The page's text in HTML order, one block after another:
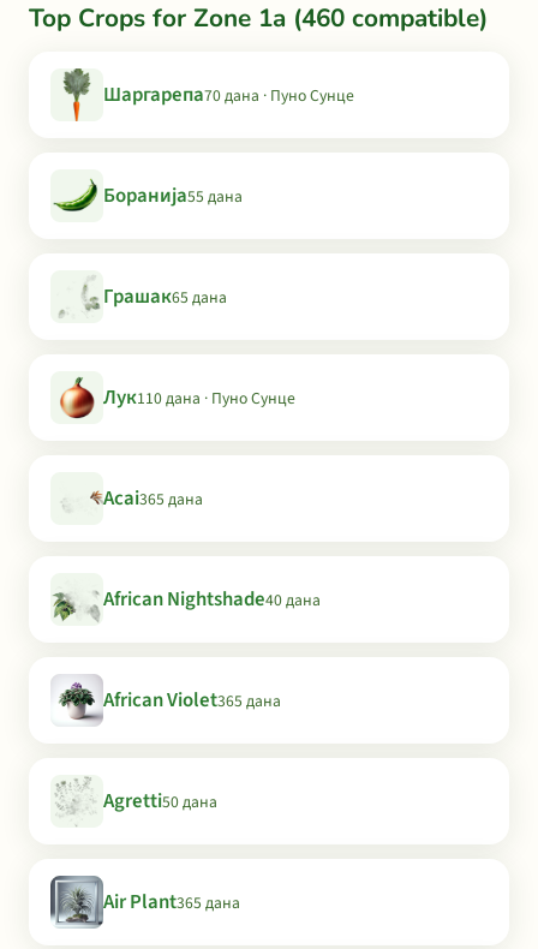
Top Crops for Zone 1a (460 compatible)
Шаргарепа70 дана · Пуно Сунце
Боранија55 дана
Грашак65 дана
Лук110 дана · Пуно Сунце
Acai365 дана
African Nightshade40 дана
African Violet365 дана
Agretti50 дана
Air Plant365 дана